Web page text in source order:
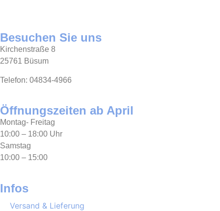
Besuchen Sie uns
Kirchenstraße 8
25761 Büsum
Telefon: 04834-4966
Öffnungszeiten ab April
Montag- Freitag
10:00 – 18:00 Uhr
Samstag
10:00 – 15:00
Infos
Versand & Lieferung